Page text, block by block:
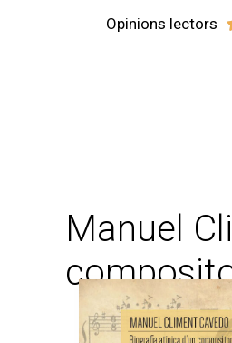
Opinions lectors
Manuel